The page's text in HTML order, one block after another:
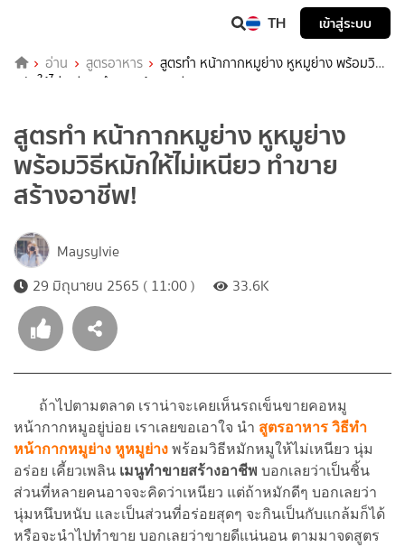
TH เข้าสู่ระบบ
อ่าน สูตรอาหาร
สูตรทำ หน้ากากหมูย่าง หูหมูย่าง พร้อมวิธี
หมักให้ไม่เหนียว ทำขายสร้างอาชีพ!
สูตรทำ หน้ากากหมูย่าง หูหมูย่าง
พร้อมวิธีหมักให้ไม่เหนียว ทำขาย
สร้างอาชีพ!
Maysylvie
29 มิถุนายน 2565 ( 11:00 )
33.6K
ถ้าไปตามตลาด เราน่าจะเคยเห็นรถเข็นขายคอหมู
หน้ากากหมูอยู่บ่อย เราเลยขอเอาใจ นำ สูตรอาหาร วิธีทำ
หน้ากากหมูย่าง หูหมูย่าง พร้อมวิธีหมักหมูให้ไม่เหนียว นุ่ม
อร่อย เคี้ยวเพลิน เมนูทำขายสร้างอาชีพ บอกเลยว่าเป็นชิ้น
ส่วนที่หลายคนอาจจะคิดว่าเหนียว แต่ถ้าหมักดีๆ บอกเลยว่า
นุ่มหนึบหนับ และเป็นส่วนที่อร่อยสุดๆ จะกินเป็นกับแกล้มก็ได้
หรือจะนำไปทำขาย บอกเลยว่าขายดีแน่นอน ตามมาจดสูตร